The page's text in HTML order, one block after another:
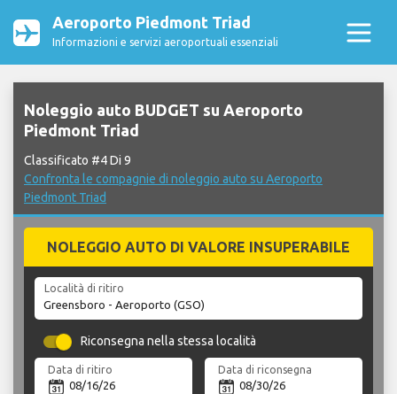
Aeroporto Piedmont Triad
Informazioni e servizi aeroportuali essenziali
Noleggio auto BUDGET su Aeroporto
Piedmont Triad
Classificato #4 Di 9
Confronta le compagnie di noleggio auto su Aeroporto
Piedmont Triad
NOLEGGIO AUTO DI VALORE INSUPERABILE
Località di ritiro
Riconsegna nella stessa località
Data di ritiro Data di riconsegna